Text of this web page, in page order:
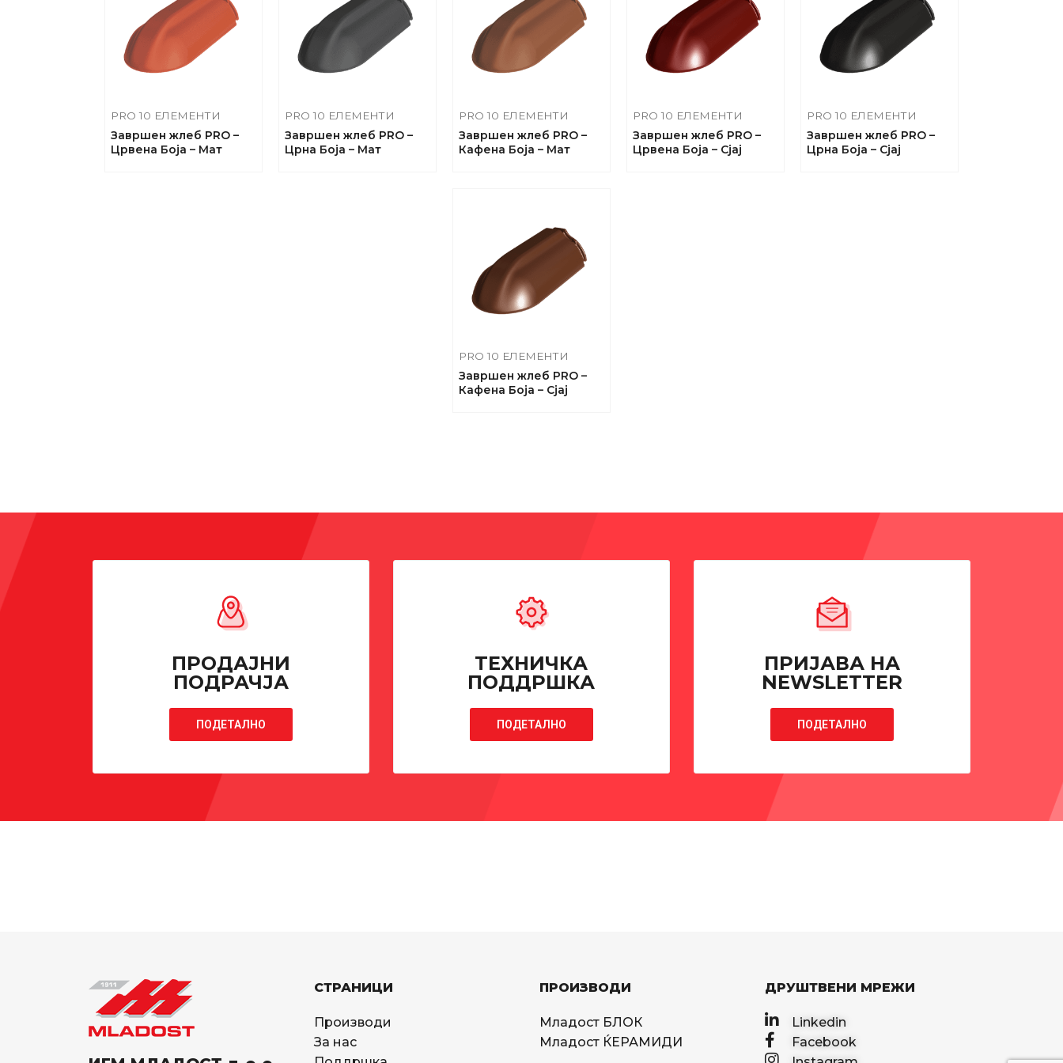
PRO 10 ЕЛЕМЕНТИ
Завршен жлеб PRO –
Црвена Боја – Maт
PRO 10 ЕЛЕМЕНТИ
Завршен жлеб PRO –
Црна Боја – Maт
PRO 10 ЕЛЕМЕНТИ
Завршен жлеб PRO –
Кафена Боја – Maт
PRO 10 ЕЛЕМЕНТИ
Завршен жлеб PRO –
Црвена Боја – Сјај
PRO 10 ЕЛЕМЕНТИ
Завршен жлеб PRO –
Црна Боја – Сјај
PRO 10 ЕЛЕМЕНТИ
Завршен жлеб PRO –
Кафена Боја – Сјај
ПРОДАЈНИ
ПОДРАЧЈА
ПОДЕТАЛНО
TEХНИЧКА
ПОДДРШКА
ПОДЕТАЛНО
ПРИЈАВА НА
NEWSLETTER
ПОДЕТАЛНО
СТРАНИЦИ
Производи
За нас
ПРОИЗВОДИ
Младост БЛОК
Младост ЌЕРАМИДИ
ДРУШТВЕНИ МРЕЖИ
Linkedin
Facebook